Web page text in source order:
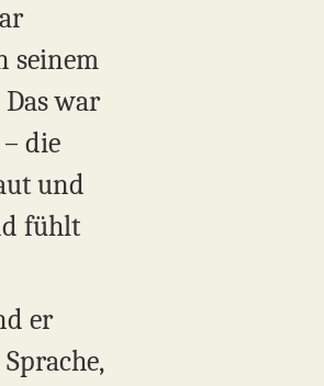
seinem
war
die
und
fühlt
er